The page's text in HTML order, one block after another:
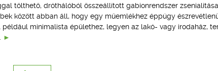
tölthető, dróthálóból összeállított gabionrendszer
között abban áll, hogy egy műemlékhez éppúgy
minimalista épülethez, legyen az lakó- vagy irodaház,